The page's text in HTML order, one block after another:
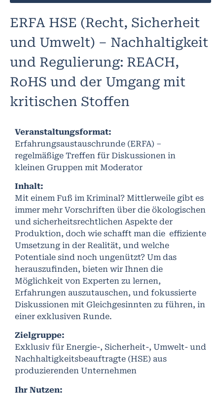
ERFA HSE (Recht, Sicherheit
und Umwelt) – Nachhaltigkeit
und Regulierung: REACH,
RoHS und der Umgang mit
kritischen Stoffen
Veranstaltungsformat:
Erfahrungsaustauschrunde (ERFA) –
regelmäßige Treffen für Diskussionen in
kleinen Gruppen mit Moderator
Inhalt:
Mit einem Fuß im Kriminal? Mittlerweile gibt es
immer mehr Vorschriften über die ökologischen
und sicherheitsrechtlichen Aspekte der
Produktion, doch wie schafft man die effiziente
Umsetzung in der Realität, und welche
Potentiale sind noch ungenützt? Um das
herauszufinden, bieten wir Ihnen die
Möglichkeit von Experten zu lernen,
Erfahrungen auszutauschen, und fokussierte
Diskussionen mit Gleichgesinnten zu führen, in
einer exklusiven Runde.
Zielgruppe:
Exklusiv für Energie-, Sicherheit-, Umwelt- und
Nachhaltigkeitsbeauftragte (HSE) aus
produzierenden Unternehmen
Ihr Nutzen: